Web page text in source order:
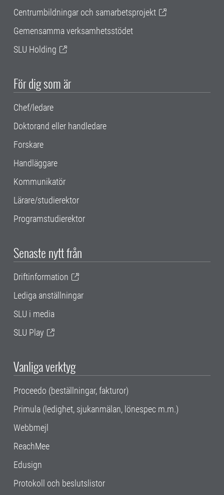
Centrumbildningar och samarbetsprojekt
Gemensamma verksamhetsstödet
SLU Holding
För dig som är
Chef/ledare
Doktorand eller handledare
Forskare
Handläggare
Kommunikatör
Lärare/studierektor
Programstudierektor
Senaste nytt från
Driftinformation
Lediga anställningar
SLU i media
SLU Play
Vanliga verktyg
Proceedo (beställningar, fakturor)
Primula (ledighet, sjukanmälan, lönespec m.m.)
Webbmejl
ReachMee
Edusign
Protokoll och beslutslistor